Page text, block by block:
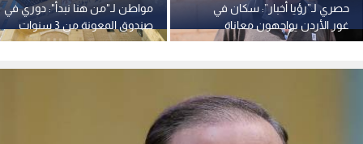
مواطن لـ"من هنا نبدأ": دوري في
صندوق المعونة من 3 سنوات
ثابت عند 10 الآف .. والصندوق
حصري لـ”رؤيا أخبار”: سكان في
غور الأردن يواجهون معاناة
قاسية داخل منازل خارج التنظيم